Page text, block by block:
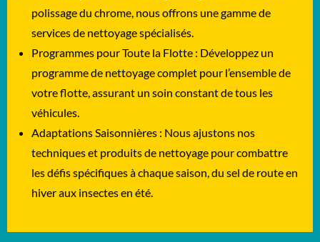
polissage du chrome, nous offrons une gamme de
services de nettoyage spécialisés.
Programmes pour Toute la Flotte : Développez un
programme de nettoyage complet pour l’ensemble de
votre flotte, assurant un soin constant de tous les
véhicules.
Adaptations Saisonnières : Nous ajustons nos
techniques et produits de nettoyage pour combattre
les défis spécifiques à chaque saison, du sel de route en
hiver aux insectes en été.